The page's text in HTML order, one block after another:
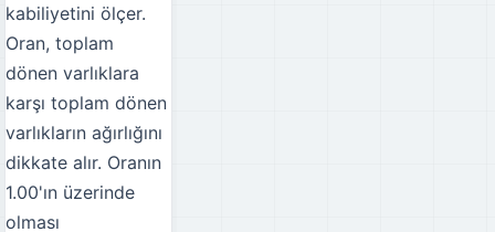
kabiliyetini ölçer.
Oran, toplam
dönen varlıklara
karşı toplam dönen
varlıkların ağırlığını
dikkate alır. Oranın
1.00'ın üzerinde
olması